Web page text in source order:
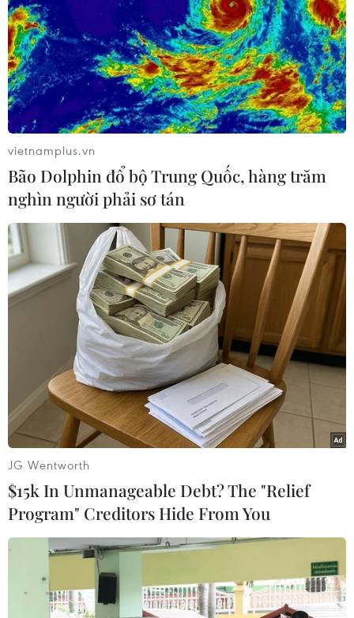
Nhà lãnh đạo Triều Tiên Kim Jong Un thăm Đại học Chính trị
Kim Nhật Thành ở Bình Nhưỡng ngày 24/2/2025. (Ảnh:
(TTXVN/Vietnam+)
vietnamplus.vn
Bão Dolphin đổ bộ Trung Quốc, hàng trăm
nghìn người phải sơ tán
JG Wentworth
$15k In Unmanageable Debt? The "Relief
Program" Creditors Hide From You